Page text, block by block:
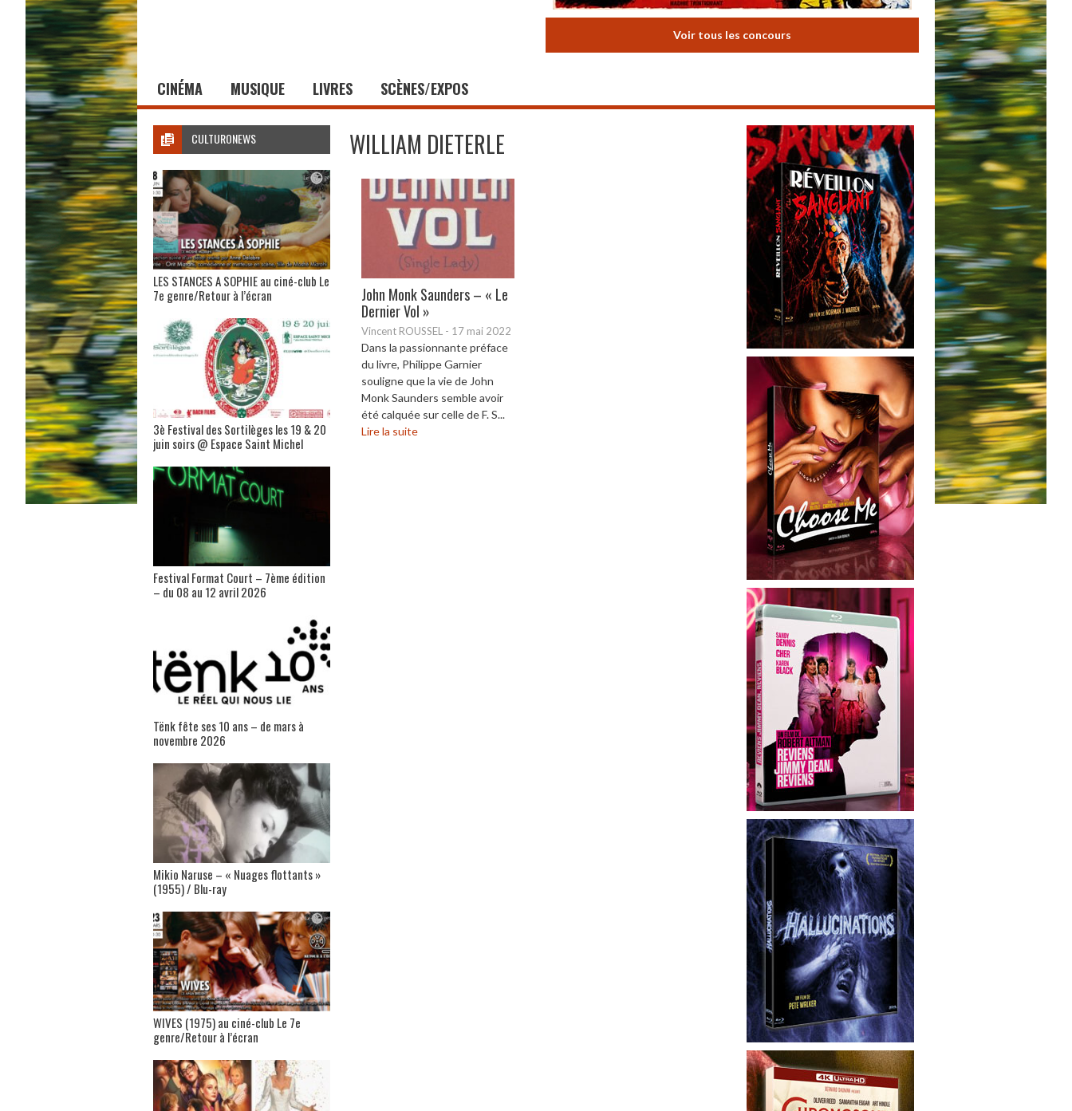
Voir tous les concours
CINÉMA MUSIQUE LIVRES SCÈNES/EXPOS
WILLIAM DIETERLE
John Monk Saunders – « Le
Dernier Vol »
Vincent ROUSSEL - 17 mai 2022
Dans la passionnante préface
du livre, Philippe Garnier
souligne que la vie de John
Monk Saunders semble avoir
été calquée sur celle de F. S...
Lire la suite
CULTURONEWS
LES STANCES A SOPHIE au ciné-club Le
7e genre/Retour à l’écran
3è Festival des Sortilèges les 19 & 20
juin soirs @ Espace Saint Michel
Festival Format Court – 7ème édition
– du 08 au 12 avril 2026
Tënk fête ses 10 ans – de mars à
novembre 2026
Mikio Naruse – « Nuages flottants »
(1955) / Blu-ray
WIVES (1975) au ciné-club Le 7e
genre/Retour à l’écran